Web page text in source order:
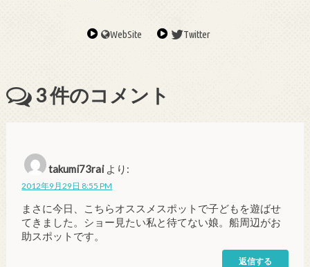
WebSite Twitter
3件のコメント
takumi73rai より:
2012年9月29日 8:55 PM
まさに今日、こちらオススメスポットで子どもを遊ばせ
てきました。ショー見たい私と待てない娘。船周辺がお
助スポットです。
返信する